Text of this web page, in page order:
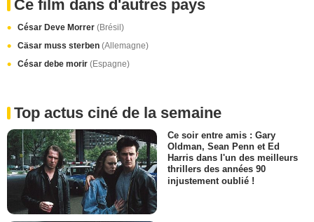
Ce film dans d'autres pays
César Deve Morrer (Brésil)
Cäsar muss sterben (Allemagne)
César debe morir (Espagne)
Top actus ciné de la semaine
Ce soir entre amis : Gary
Oldman, Sean Penn et Ed
Harris dans l'un des meilleurs
thrillers des années 90
injustement oublié !